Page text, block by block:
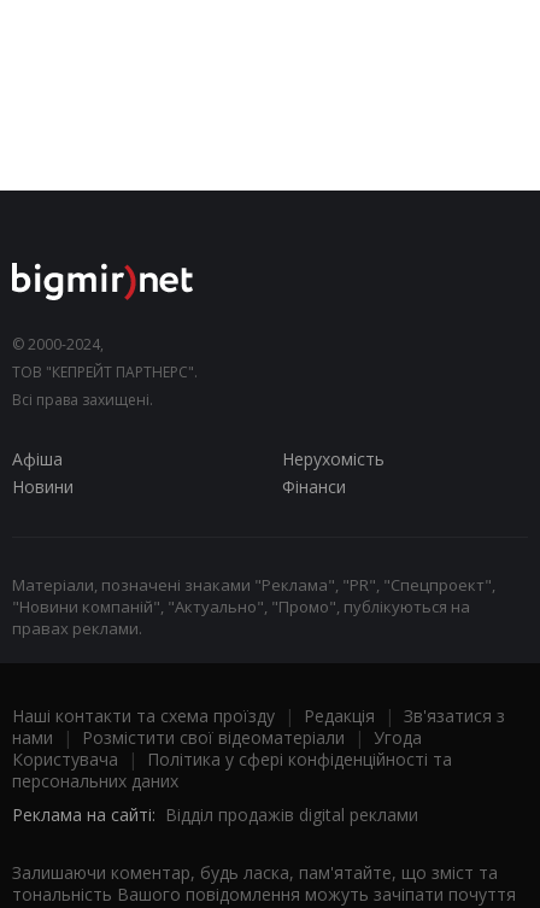
© 2000-2024,
ТОВ "КЕПРЕЙТ ПАРТНЕРС".
Всі права захищені.
Афіша
Нерухомість
Новини
Фінанси
Матеріали, позначені знаками "Реклама", "PR", "Спецпроект",
"Новини компаній", "Актуально", "Промо", публікуються на
правах реклами.
Наші контакти та схема проїзду | Редакція | Зв'язатися з
нами | Розмістити свої відеоматеріали | Угода
Користувача |
Політика у сфері конфіденційності та
персональних даних
Реклама на сайті: Відділ продажів digital реклами
Залишаючи коментар, будь ласка, пам'ятайте, що зміст та
тональність Вашого повідомлення можуть зачіпати почуття